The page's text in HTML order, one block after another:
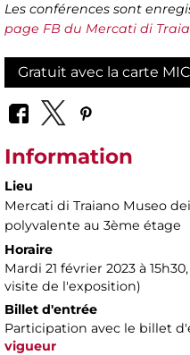
Les conférences sont
page FB du Mercati di
Gratuit avec la carte MIC
Information
Lieu
Mercati di Traiano Museo
polyvalente au 3ème étage
Horaire
Mardi 21 février 2023 à
visite de l'exposition)
Billet d'entrée
Participation avec le billet
vigueur